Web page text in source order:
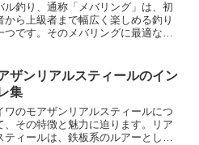
ル釣り、通称「メバリング」は、初
から上級者まで幅広く楽しめる釣り
つです。そのメバリングに最適なル
。この記事では、その特徴と魅力に
て深掘りします。まず...
ザンリアルスティールのイン
集
ワのモアザンリアルスティールにつ
、その特徴と魅力に迫ります。リア
ティールは、鉄板系のルアーとして